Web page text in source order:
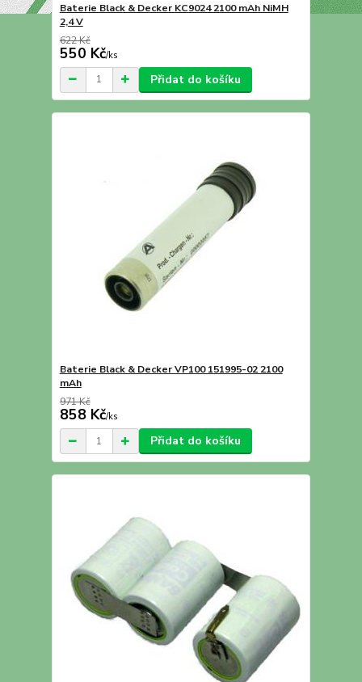
Baterie Black & Decker KC9024 2100 mAh NiMH
2,4 V
622 Kč
550 Kč/ks
Přidat do košíku
Baterie Black & Decker VP100 151995-02 2100
mAh
971 Kč
858 Kč/ks
Přidat do košíku